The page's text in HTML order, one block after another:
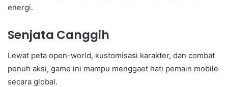
energi.
Senjata Canggih
Lewat peta open-world, kustomisasi karakter, dan combat
penuh aksi, game ini mampu menggaet hati pemain mobile
secara global.